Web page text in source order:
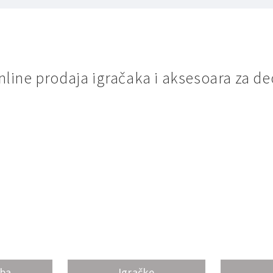
prodaja igračaka i aksesoara za